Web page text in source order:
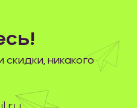
скидки, никакого